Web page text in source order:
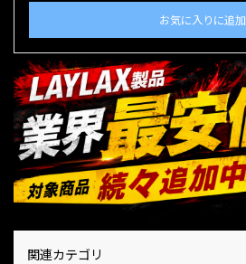
お気に入りに追加
関連カテゴリ